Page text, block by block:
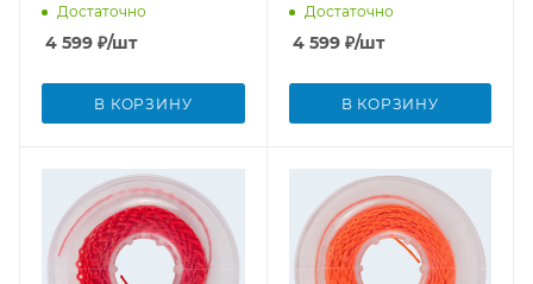
Достаточно
4 599 ₽/шт
В КОРЗИНУ
Достаточно
4 599₽/шт
В КОРЗИНУ